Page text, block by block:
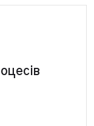
завдання та